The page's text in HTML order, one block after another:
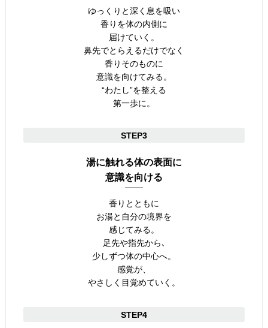
ゆっくりと深く息を吸い
香りを体の内側に
届けていく。
鼻先でとらえるだけでなく
香りそのものに
意識を向けてみる。
“わたし”を整える
第一歩に。
STEP3
湯に触れる体の表面に
意識を向ける
香りとともに
お湯と自分の境界を
感じてみる。
足先や指先から､
少しずつ体の中心へ。
感覚が、
やさしく目覚めていく。
STEP4